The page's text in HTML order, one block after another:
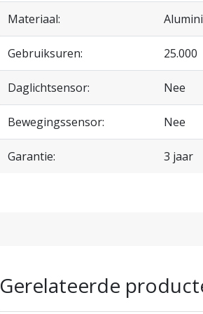
Materiaal:
Gebruiksuren: 25.000
Daglichtsensor: Nee
Bewegingssensor: Nee
Garantie: 3 jaar
Gerelateerde